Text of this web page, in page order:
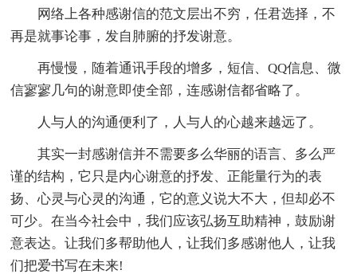
网络上各种感谢信的范文层出不穷，任君选择，不
再是就事论事，发自肺腑的抒发谢意。
再慢慢，随着通讯手段的增多，短信、QQ信息、微
信寥寥几句的谢意即使全部，连感谢信都省略了。
人与人的沟通便利了，人与人的心越来越远了。
其实一封感谢信并不需要多么华丽的语言、多么严
谨的结构，它只是内心谢意的抒发、正能量行为的表
扬、心灵与心灵的沟通，它的意义说大不大，但却必不
可少。在当今社会中，我们应该弘扬互助精神，鼓励谢
意表达。让我们多帮助他人，让我们多感谢他人，让我
们把爱书写在未来!